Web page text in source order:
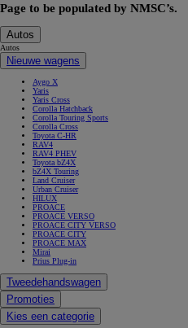
Page to be populated by NMSC’s.
Autos
Autos
Nieuwe wagens
Aygo X
Yaris
Yaris Cross
Corolla Hatchback
Corolla Touring Sports
Corolla Cross
Toyota C-HR
RAV4
RAV4 PHEV
Toyota bZ4X
bZ4X Touring
Land Cruiser
Urban Cruiser
HILUX
PROACE
PROACE VERSO
PROACE CITY VERSO
PROACE CITY
PROACE MAX
Mirai
Prius Plug-in
Tweedehandswagen
Promoties
Kies een categorie